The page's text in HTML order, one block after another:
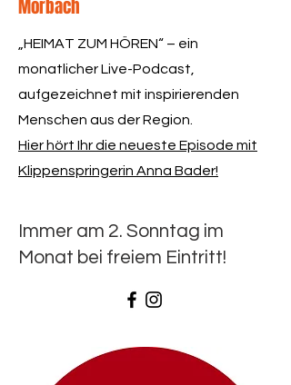
Morbach
„HEIMAT ZUM HÖREN“ – ein
monatlicher Live-Podcast,
aufgezeichnet mit inspirierenden
Menschen aus der Region.
Hier hört Ihr die neueste Episode mit
Klippenspringerin Anna Bader!
Immer am 2. Sonntag im
Monat bei freiem Eintritt!